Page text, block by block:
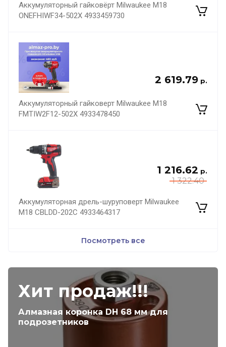
Аккумуляторный гайковёрт Milwaukee M18
ONEFHIWF34-502X 4933459730
2 619.79 р.
Аккумуляторный гайковерт Milwaukee M18
FMTIW2F12-502X 4933478450
1 322.40
1 216.62 р.
Аккумуляторная дрель-шуруповерт Milwaukee
M18 CBLDD-202C 4933464317
Посмотреть все
Хит продаж!!!
Алмазная коронка DH 68 мм для
подрозетников